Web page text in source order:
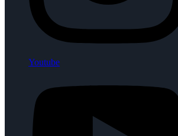
Youtube